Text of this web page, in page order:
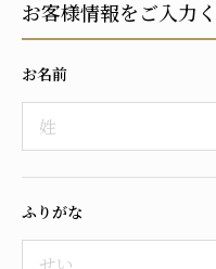
ご入居までの流れ
介護保険の仕組み
FAQ
運営会社
プライバシーポリシー
採用情報
お客様情報をご入力く
お名前
ふりがな